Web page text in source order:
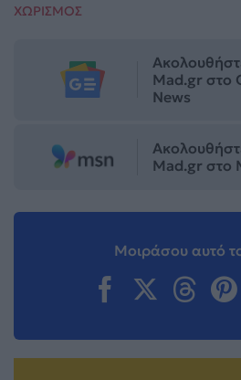
ΧΩΡΙΣΜΟΣ
Mad.gr στο
News
Mad.gr στο
Μοιράσου αυτό